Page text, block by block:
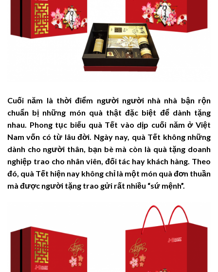
Cuối năm là thời điểm người người nhà nhà bận rộn
chuẩn bị những món quà thật đặc biệt để dành tặng
nhau. Phong tục biếu quà Tết vào dịp cuối năm ở Việt
Nam vốn có từ lâu đời. Ngày nay, quà Tết không những
dành cho người thân, bạn bè mà còn là quà tặng doanh
nghiệp trao cho nhân viên, đối tác hay khách hàng. Theo
đó, quà Tết hiện nay không chỉ là một món quà đơn thuần
mà được người tặng trao gửi rất nhiều “sứ mệnh”.